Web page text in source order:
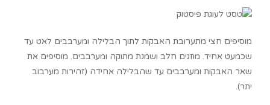
מוסיפים חצי מתערובת האבקות לתוך הבלילה ומערבבים לאט עד
שכמעט אחיד. מוזגים חלב ושמנת מתוקה ומערבבים. מוסיפים את
שאר האבקות ומערבבים עד שהבלילה אחידה (זהירות מערבוב
יתר).